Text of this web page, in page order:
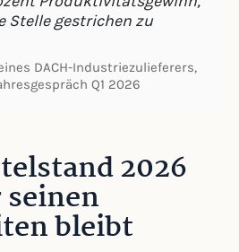
Stelle gestrichen zu
DACH-Industriezulieferers,
Q1 2026
2026
bleibt